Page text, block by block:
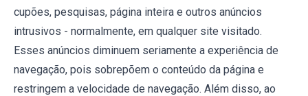
cupões, pesquisas, página inteira e outros anúncios
intrusivos - normalmente, em qualquer site visitado.
Esses anúncios diminuem seriamente a experiência de
navegação, pois sobrepõem o conteúdo da página e
restringem a velocidade de navegação. Além disso, ao